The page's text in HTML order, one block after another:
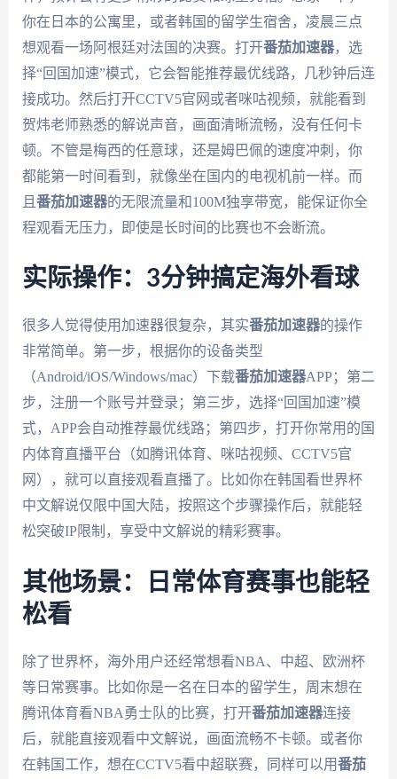
你在日本的公寓里，或者韩国的留学生宿舍，凌晨三点
想观看一场阿根廷对法国的决赛。打开番茄加速器，选
择“回国加速”模式，它会智能推荐最优线路，几秒钟后连
接成功。然后打开CCTV5官网或者咪咕视频，就能看到
贺炜老师熟悉的解说声音，画面清晰流畅，没有任何卡
顿。不管是梅西的任意球，还是姆巴佩的速度冲刺，你
都能第一时间看到，就像坐在国内的电视机前一样。而
且 番茄加速器的无限流量和100M独享带宽，能保证你全
程观看无压力，即使是长时间的比赛也不会断流。
实际操作：3分钟搞定海外看球
很多人觉得使用加速器很复杂，其实番茄加速器的操作
非常简单。第一步，根据你的设备类型
（Android/iOS/Windows/mac）下载番茄加速器APP；第二
步，注册一个账号并登录；第三步，选择“回国加速”模
式，APP会自动推荐最优线路；第四步，打开你常用的国
内体育直播平台（如腾讯体育、咪咕视频、CCTV5官
网），就可以直接观看直播了。比如你在韩国看世界杯
中文解说仅限中国大陆，按照这个步骤操作后，就能轻
松突破IP限制，享受中文解说的精彩赛事。
其他场景：日常体育赛事也能轻
松看
除了世界杯，海外用户还经常想看NBA、中超、欧洲杯
等日常赛事。比如你是一名在日本的留学生，周末想在
腾讯体育看NBA勇士队的比赛，打开番茄加速器连接
后，就能直接观看中文解说，画面流畅不卡顿。或者你
在韩国工作，想在CCTV5看中超联赛，同样可以用番茄